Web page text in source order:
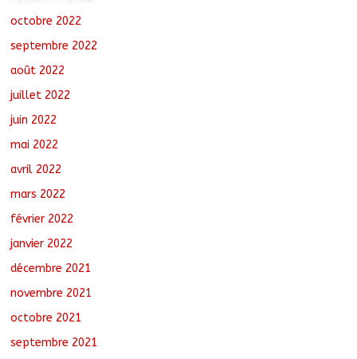
octobre 2022
septembre 2022
août 2022
juillet 2022
juin 2022
mai 2022
avril 2022
mars 2022
février 2022
janvier 2022
décembre 2021
novembre 2021
octobre 2021
septembre 2021